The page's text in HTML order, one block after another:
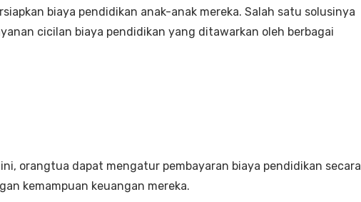
biaya pendidikan anak-anak mereka. Salah satu solusinya
cicilan biaya pendidikan yang ditawarkan oleh berbagai
orangtua dapat mengatur pembayaran biaya pendidikan secara
kemampuan keuangan mereka.